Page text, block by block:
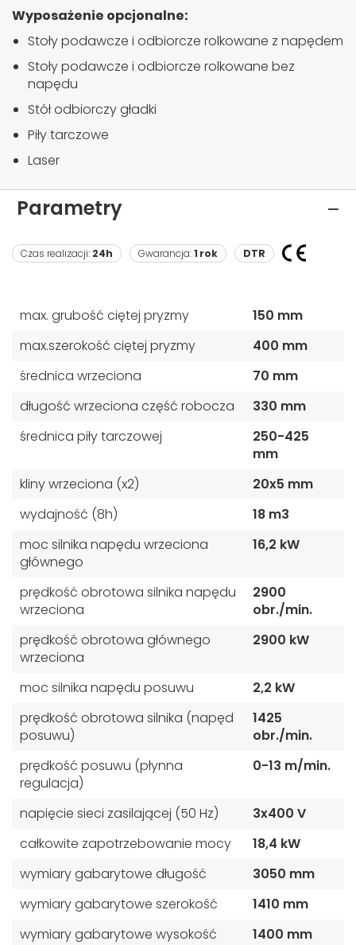
Wyposażenie opcjonalne:
Stoły podawcze i odbiorcze rolkowane z napędem
Stoły podawcze i odbiorcze rolkowane bez
napędu
Stół odbiorczy gładki
Piły tarczowe
Laser
Parametry
Czas realizacji: 24h Gwarancja:1 rok DTR
max. grubość ciętej pryzmy
150 mm
max.szerokość ciętej pryzmy
400 mm
średnica wrzeciona
70 mm
długość wrzeciona część robocza
330 mm
średnica piły tarczowej
250-425
mm
kliny wrzeciona (x2)
20x5 mm
wydajność (8h)
18 m3
moc silnika napędu wrzeciona
głównego
16,2 kW
prędkość obrotowa silnika napędu
wrzeciona
2900
obr./min.
prędkość obrotowa głównego
wrzeciona
2900 kW
moc silnika napędu posuwu
2,2 kW
prędkość obrotowa silnika (napęd
posuwu)
1425
obr./min.
prędkość posuwu (płynna
regulacja)
0-13 m/min.
napięcie sieci zasilającej (50 Hz)
3x400 V
całkowite zapotrzebowanie mocy
18,4 kW
wymiary gabarytowe długość
3050 mm
wymiary gabarytowe szerokość
1410 mm
wymiary gabarytowe wysokość
1400 mm